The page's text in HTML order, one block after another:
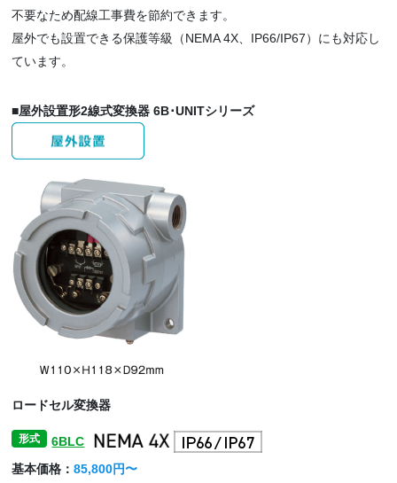
不要なため配線工事費を節約できます。
屋外でも設置できる保護等級（NEMA 4X、IP66/IP67）にも対応し
ています。
■屋外設置形2線式変換器 6B･UNITシリーズ
ロードセル変換器
形式
6BLC
基本価格：85,800円〜